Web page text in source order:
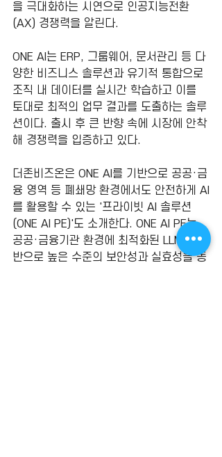
을 극대화하는 시연으로 인공지능전환
(AX) 경쟁력을 알린다.
ONE AI는 ERP, 그룹웨어, 문서관리 등 다
양한 비즈니스 솔루션과 유기적 통합으로
조직 내 데이터를 실시간 학습하고 이를
토대로 최적의 업무 결과를 도출하는 솔루
션이다. 출시 후 큰 반향 속에 시장에 안착
해 경쟁력을 입증하고 있다.
더존비즈온은 ONE AI를 기반으로 공공·금
융 영역 등 폐쇄망 환경에서도 안전하게 AI
를 활용할 수 있는 '프라이빗 AI 솔루션
(ONE AI PE)'도 소개한다. ONE AI PE는
공공·금융기관 환경에 최적화된 LLM
을 기
반으로 높은 수준의 보안성과 실효성을 동